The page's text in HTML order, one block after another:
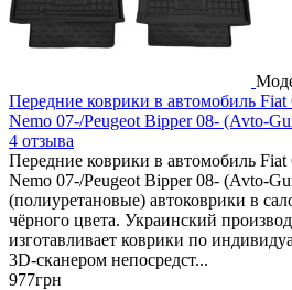
Передние коврики в автомобиль
Nemo 07-/Peugeot Bipper 08- (Avto-
4 отзыва
Передние коврики в автомобиль
Nemo 07-/Peugeot Bipper 08- (Avto-
(полиуретановые) автоковрики в
чёрного цвета. Украинский
изготавливает коврики по
3D-сканером непосредст...
977грн